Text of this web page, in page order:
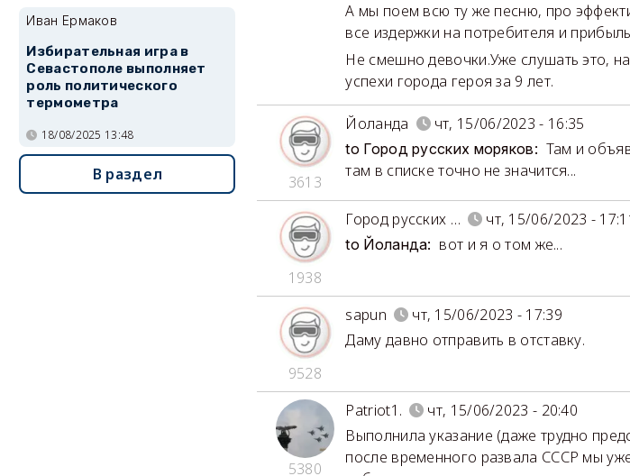
А мы поем всю ту же песню, про
все издержки на потребителя и
Не смешно девочки.Уже слушать это,
успехи города героя за 9 лет.
3613
Йоланда чт, 15/06/2023 - 16:35
to Город русских моряков: Там и
там в списке точно не значится...
1938
Город русских … чт, 15/06/2023 -
to Йоланда: вот и я о том же...
9528
sapun
чт, 15/06/2023 - 17:39
Даму давно отправить в отставку.
5380
Patriot1.
чт, 15/06/2023 - 20:40
Выполнила указание (даже трудно
после временного развала СССР мы
Иван Ермаков
Избирательная игра в
Севастополе выполняет
роль политического
термометра
18/08/2025 13:48
В раздел